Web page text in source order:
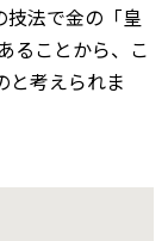
技法で金の「皇
ることから、こ
と考えられま